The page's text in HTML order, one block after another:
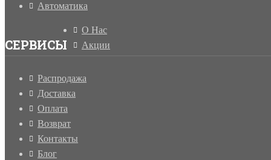
Автоматика
СЕРВИСЫ
О Нас
Акции
Распродажа
Доставка
Оплата
Возврат
Контакты
Блог